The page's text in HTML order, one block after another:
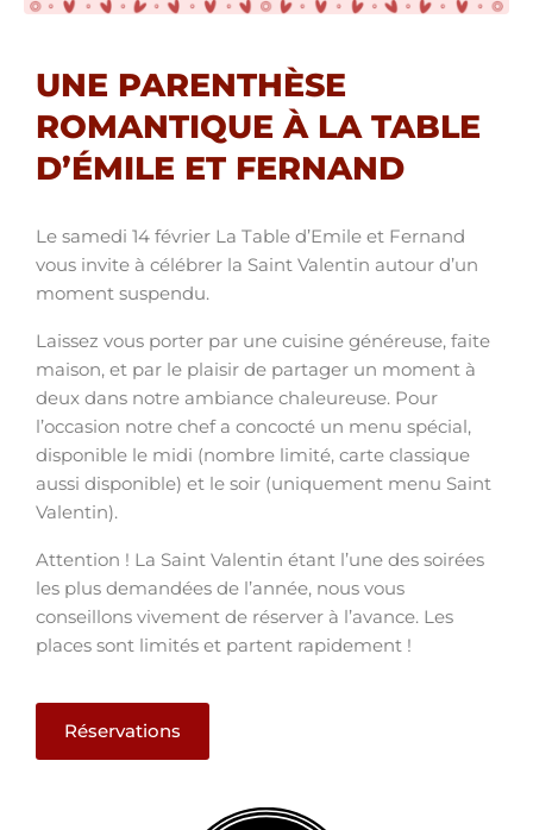
UNE PARENTHÈSE
ROMANTIQUE À LA TABLE
D’ÉMILE ET FERNAND
Le samedi 14 février La Table d’Emile et Fernand
vous invite à célébrer la Saint Valentin autour d’un
moment suspendu.
Laissez vous porter par une cuisine généreuse, faite
maison, et par le plaisir de partager un moment à
deux dans notre ambiance chaleureuse. Pour
l’occasion notre chef a concocté un menu spécial,
disponible le midi (nombre limité, carte classique
aussi disponible) et le soir (uniquement menu Saint
Valentin).
Attention ! La Saint Valentin étant l’une des soirées
les plus demandées de l’année, nous vous
conseillons vivement de réserver à l’avance. Les
places sont limités et partent rapidement !
Réservations